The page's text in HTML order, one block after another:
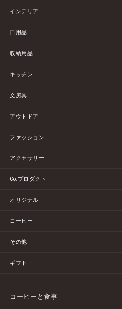
インテリア
日用品
収納用品
キッチン
文房具
アウトドア
ファッション
アクセサリー
Co.プロダクト
オリジナル
コーヒー
その他
ギフト
コーヒーと食事